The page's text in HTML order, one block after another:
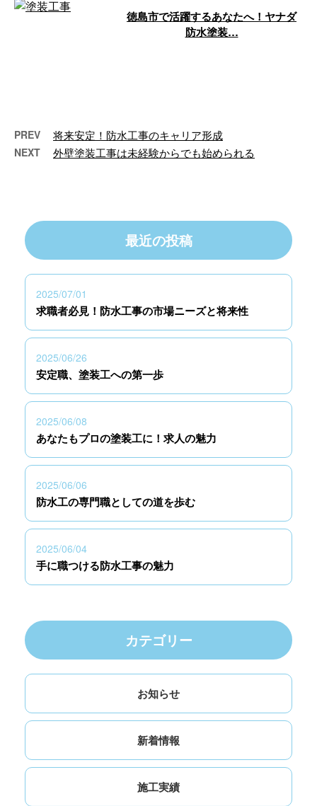
徳島市で活躍するあなたへ！ヤナダ
防水塗装…
PREV 将来安定！防水工事のキャリア形成
NEXT 外壁塗装工事は未経験からでも始められる
最近の投稿
2025/07/01
求職者必見！防水工事の市場ニーズと将来性
2025/06/26
安定職、塗装工への第一歩
2025/06/08
あなたもプロの塗装工に！求人の魅力
2025/06/06
防水工の専門職としての道を歩む
2025/06/04
手に職つける防水工事の魅力
カテゴリー
お知らせ
新着情報
施工実績